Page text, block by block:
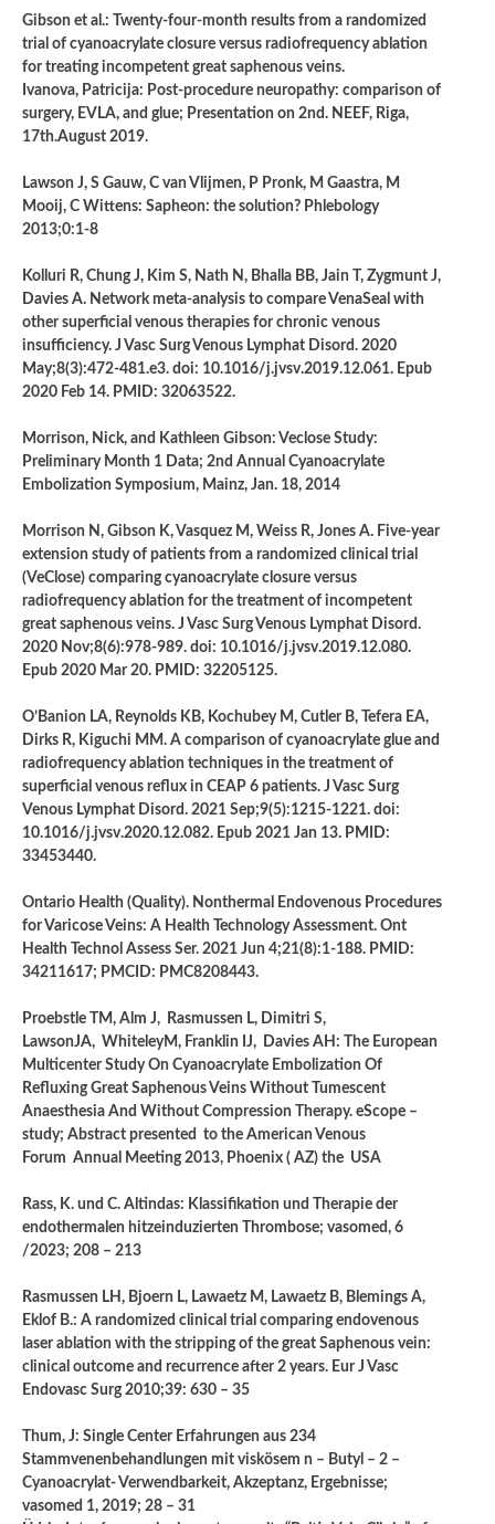
Gibson et al.: Twenty-four-month results from a randomized
trial of cyanoacrylate closure versus radiofrequency ablation
for treating incompetent great saphenous veins.
Ivanova, Patricija: Post-procedure neuropathy: comparison of
surgery, EVLA, and glue; Presentation on 2nd. NEEF, Riga,
17th.August 2019.
Lawson J, S Gauw, C van Vlijmen, P Pronk, M Gaastra, M
Mooij, C Wittens: Sapheon: the solution? Phlebology
2013;0:1-8
Kolluri R, Chung J, Kim S, Nath N, Bhalla BB, Jain T, Zygmunt J,
Davies A. Network meta-analysis to compare VenaSeal with
other superficial venous therapies for chronic venous
insufficiency. J Vasc Surg Venous Lymphat Disord. 2020
May;8(3):472-481.e3. doi: 10.1016/j.jvsv.2019.12.061. Epub
2020 Feb 14. PMID: 32063522.
Morrison, Nick, and Kathleen Gibson: Veclose Study:
Preliminary Month 1 Data; 2nd Annual Cyanoacrylate
Embolization Symposium, Mainz, Jan. 18, 2014
Morrison N, Gibson K, Vasquez M, Weiss R, Jones A. Five-year
extension study of patients from a randomized clinical trial
(VeClose) comparing cyanoacrylate closure versus
radiofrequency ablation for the treatment of incompetent
great saphenous veins. J Vasc Surg Venous Lymphat Disord.
2020 Nov;8(6):978-989. doi: 10.1016/j.jvsv.2019.12.080.
Epub 2020 Mar 20. PMID: 32205125.
O’Banion LA, Reynolds KB, Kochubey M, Cutler B, Tefera EA,
Dirks R, Kiguchi MM. A comparison of cyanoacrylate glue and
radiofrequency ablation techniques in the treatment of
superficial venous reflux in CEAP 6 patients. J Vasc Surg
Venous Lymphat Disord. 2021 Sep;9(5):1215-1221. doi:
10.1016/j.jvsv.2020.12.082. Epub 2021 Jan 13. PMID:
33453440.
Ontario Health (Quality). Nonthermal Endovenous Procedures
for Varicose Veins: A Health Technology Assessment. Ont
Health Technol Assess Ser. 2021 Jun 4;21(8):1-188. PMID:
34211617; PMCID: PMC8208443.
Proebstle TM, Alm J, Rasmussen L, Dimitri S,
LawsonJA, WhiteleyM, Franklin IJ, Davies AH: The European
Multicenter Study On Cyanoacrylate Embolization Of
Refluxing Great Saphenous Veins Without Tumescent
Anaesthesia And Without Compression Therapy. eScope –
study; Abstract presented to the American Venous
Forum Annual Meeting 2013, Phoenix ( AZ) the USA
Rass, K. und C. Altindas: Klassifikation und Therapie der
endothermalen hitzeinduzierten Thrombose; vasomed, 6
/2023; 208 – 213
Rasmussen LH, Bjoern L, Lawaetz M, Lawaetz B, Blemings A,
Eklof B.: A randomized clinical trial comparing endovenous
laser ablation with the stripping of the great Saphenous vein:
clinical outcome and recurrence after 2 years. Eur J Vasc
Endovasc Surg 2010;39: 630 – 35
Thum, J: Single Center Erfahrungen aus 234
Stammvenenbehandlungen mit viskösem n – Butyl – 2 –
Cyanoacrylat- Verwendbarkeit, Akzeptanz, Ergebnisse;
vasomed 1, 2019; 28 – 31